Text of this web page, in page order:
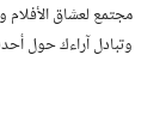
مجتمع لعشاق الأفلام
وتبادل آراءك حول
قصصك، واستمتع